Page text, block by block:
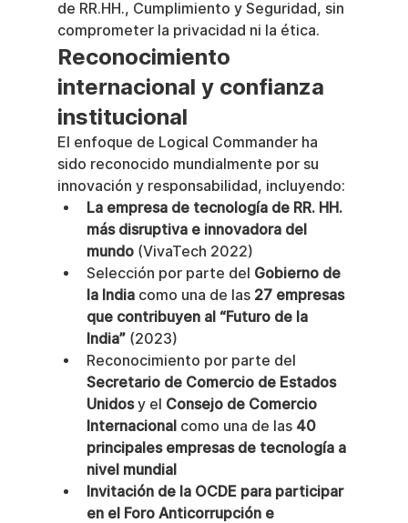
de RR.HH., Cumplimiento y Seguridad, sin
comprometer la privacidad ni la ética.
Reconocimiento
internacional y confianza
institucional
El enfoque de Logical Commander ha
sido reconocido mundialmente por su
innovación y responsabilidad, incluyendo:
La empresa de tecnología de RR. HH.
más disruptiva e innovadora del
mundo (VivaTech 2022)
Selección por parte del Gobierno de
la India como una de las 27 empresas
que contribuyen al “Futuro de la
India” (2023)
Reconocimiento por parte del
Secretario de Comercio de Estados
Unidos y el Consejo de Comercio
Internacional como una de las 40
principales empresas de tecnología a
nivel mundial
Invitación de la OCDE para participar
en el Foro Anticorrupción e